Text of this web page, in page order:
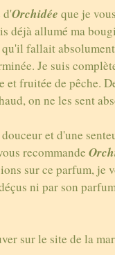
d'Orchidée que je
déjà allumé ma
fallait
Je suis
et fruitée de pêche.
on ne les sent
et d'une
recommande
sur ce parfum, je
ni par son
sur le site de la